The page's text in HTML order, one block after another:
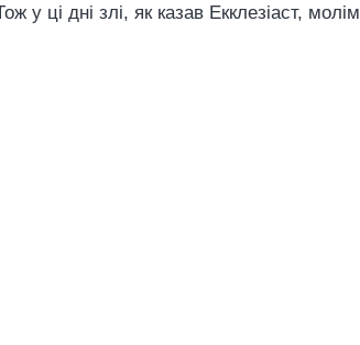
ці дні злі, як казав Екклезіаст,